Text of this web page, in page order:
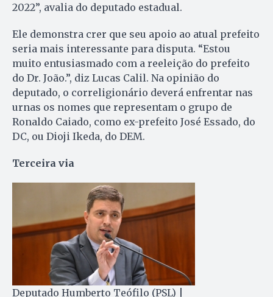
2022”, avalia do deputado estadual.
Ele demonstra crer que seu apoio ao atual prefeito
seria mais interessante para disputa. “Estou
muito entusiasmado com a reeleição do prefeito
do Dr. João.”, diz Lucas Calil. Na opinião do
deputado, o correligionário deverá enfrentar nas
urnas os nomes que representam o grupo de
Ronaldo Caiado, como ex-prefeito José Essado, do
DC, ou Dioji Ikeda, do DEM.
Terceira via
Deputado Humberto Teófilo (PSL) |